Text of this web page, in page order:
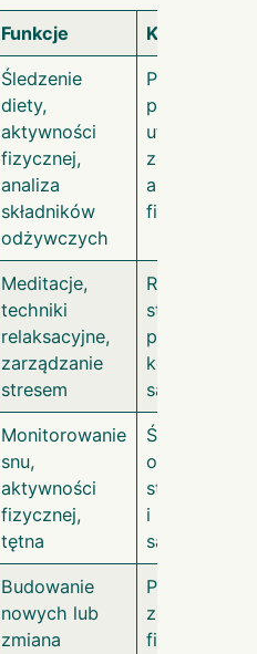
Funkcje Korzyści
Śledzenie
diety,
aktywności
fizycznej,
analiza
składników
odżywczych
Pomaga
utrzymać
zdrową
aktywność
fizyczną
Meditacje,
techniki
relaksacyjne,
zarządzanie
stresem
Redukcja
stresu,
poprawa
koncentracji
Monitorowanie
snu,
aktywności
fizycznej,
tętna
Śledzenie
ogólnego
stanu
i
Budowanie
nowych lub
zmiana
Poprawa
zdrowia
fizycznego i